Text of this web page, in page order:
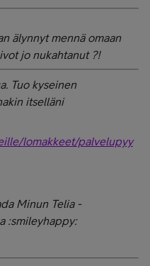
älynnyt mennä omaan
jo nukahtanut ?!
Tuo kyseinen
itselläni
lomakkeet/palvelupyy
Minun Telia -
:smileyhappy: